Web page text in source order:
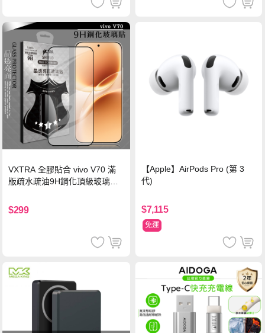
VXTRA 全膠貼合 vivo V70 滿
版疏水疏油9H鋼化頂級玻璃貼
$299
【Apple】AirPods Pro (第 3
代)
$7,115
免運